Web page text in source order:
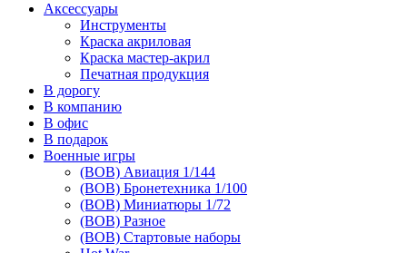
Аксессуары
Инструменты
Краска акриловая
Краска мастер-акрил
Печатная продукция
В дорогу
В компанию
В офис
В подарок
Военные игры
(ВОВ) Авиация 1/144
(ВОВ) Бронетехника 1/100
(ВОВ) Миниатюры 1/72
(ВОВ) Разное
(ВОВ) Стартовые наборы